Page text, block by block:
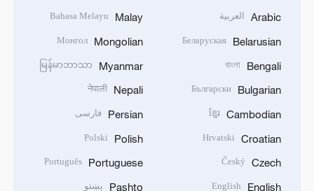
Arabic العربية
Belarusian
Беларуская
Bengali
বাংলা
Bulgarian
Български
Cambodian
ខ្មែរ
Croatian
Hrvatski
Czech
Český
English
English
Malay
Bahasa Melayu
Mongolian
Монгол
Myanmar
မြန်မာဘာသာ
Nepali
नेपाली
Persian فارسی
Polish
Polski
Portuguese
Português
Pashto پښتو